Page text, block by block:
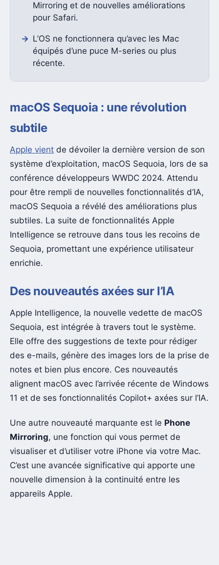
Mirroring et de nouvelles améliorations
pour Safari.
L’OS ne fonctionnera qu’avec les Mac
équipés d’une puce M-series ou plus
récente.
macOS Sequoia : une révolution
subtile
Apple vient de dévoiler la dernière version de son
système d’exploitation, macOS Sequoia, lors de sa
conférence développeurs WWDC 2024. Attendu
pour être rempli de nouvelles fonctionnalités d’IA,
macOS Sequoia a révélé des améliorations plus
subtiles. La suite de fonctionnalités Apple
Intelligence se retrouve dans tous les recoins de
Sequoia, promettant une expérience utilisateur
enrichie.
Des nouveautés axées sur l’IA
Apple Intelligence, la nouvelle vedette de macOS
Sequoia, est intégrée à travers tout le système.
Elle offre des suggestions de texte pour rédiger
des e-mails, génère des images lors de la prise de
notes et bien plus encore. Ces nouveautés
alignent macOS avec l’arrivée récente de Windows
11 et de ses fonctionnalités Copilot+ axées sur l’IA.
Une autre nouveauté marquante est le Phone
Mirroring, une fonction qui vous permet de
visualiser et d’utiliser votre iPhone via votre Mac.
C’est une avancée significative qui apporte une
nouvelle dimension à la continuité entre les
appareils Apple.